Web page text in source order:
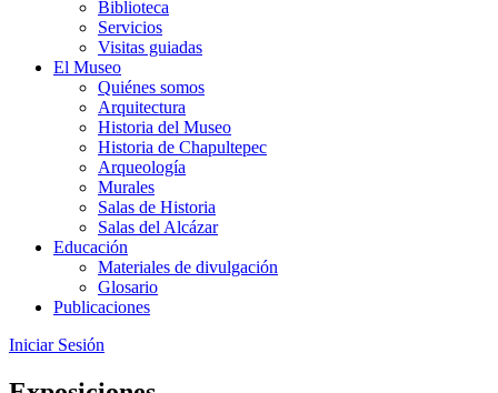
Biblioteca
Servicios
Visitas guiadas
El Museo
Quiénes somos
Arquitectura
Historia del Museo
Historia de Chapultepec
Arqueología
Murales
Salas de Historia
Salas del Alcázar
Educación
Materiales de divulgación
Glosario
Publicaciones
Iniciar Sesión